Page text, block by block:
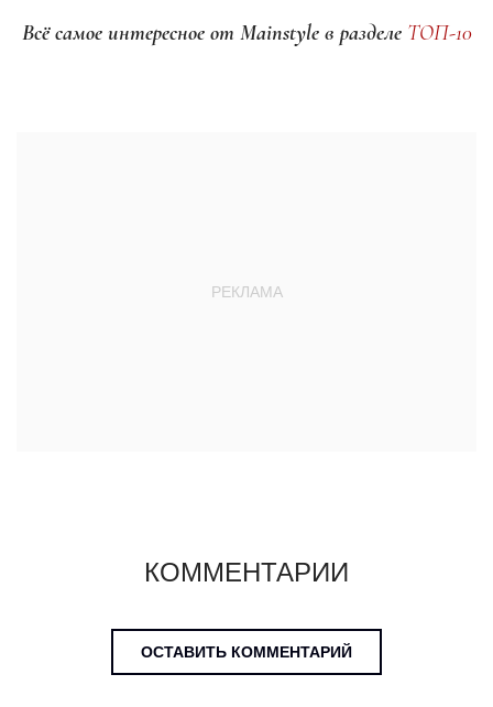
Всё самое интересное от Mainstyle в разделе ТОП-10
КОММЕНТАРИИ
ОСТАВИТЬ КОММЕНТАРИЙ